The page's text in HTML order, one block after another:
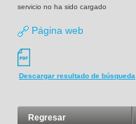
servicio no ha sido cargado
Página web
Descargar resultado de búsqueda
Regresar